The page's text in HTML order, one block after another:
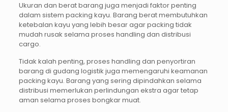
Ukuran dan berat barang juga menjadi faktor penting
dalam sistem packing kayu. Barang berat membutuhkan
ketebalan kayu yang lebih besar agar packing tidak
mudah rusak selama proses handling dan distribusi
cargo.
Tidak kalah penting, proses handling dan penyortiran
barang di gudang logistik juga memengaruhi keamanan
packing kayu. Barang yang sering dipindahkan selama
distribusi memerlukan perlindungan ekstra agar tetap
aman selama proses bongkar muat.